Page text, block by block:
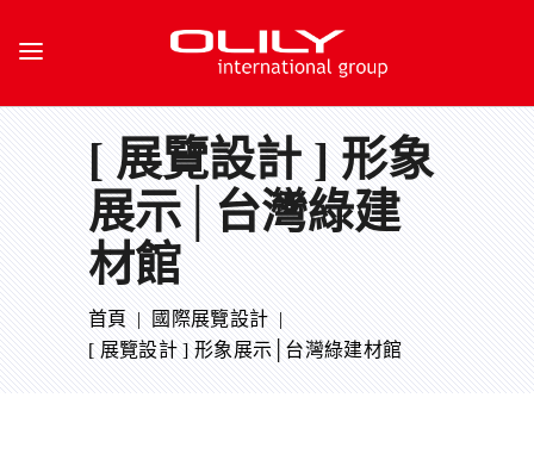
[ 展覽設計 ] 形象
展示│台灣綠建
材館
首頁|國際展覽設計|
[ 展覽設計 ] 形象展示│台灣綠建材館